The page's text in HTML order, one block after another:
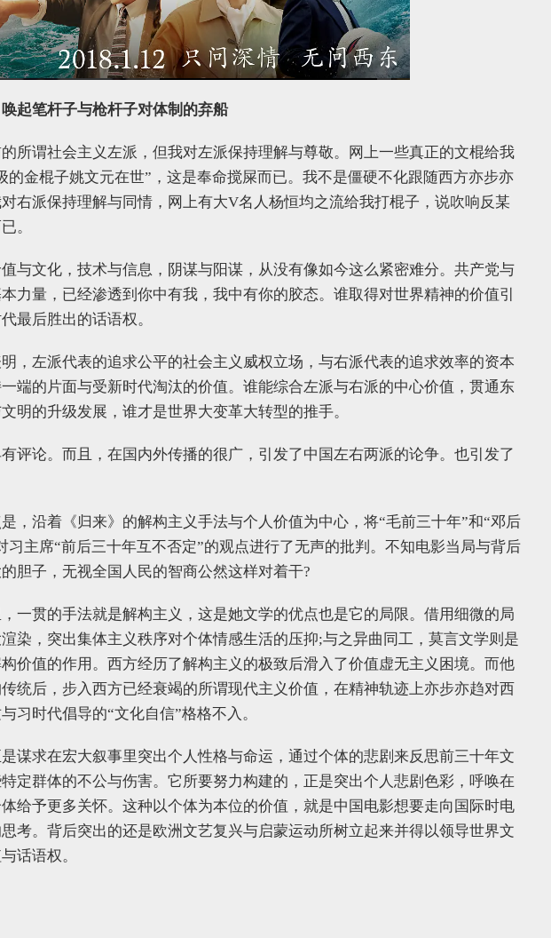
起笔杆子与枪杆子对体制的弃船
所谓社会主义左派，但我对左派保持理解与尊敬。网上一些真正的文棍给我
的金棍子姚文元在世”，这是奉命搅屎而已。我不是僵硬不化跟随西方亦步亦
右派保持理解与同情，网上有大V名人杨恒均之流给我打棍子，说吹响反某
。
与文化，技术与信息，阴谋与阳谋，从没有像如今这么紧密难分。共产党与
力量，已经渗透到你中有我，我中有你的胶态。谁取得对世界精神的价值引
最后胜出的话语权。
，左派代表的追求公平的社会主义威权立场，与右派代表的追求效率的资本
端的片面与受新时代淘汰的价值。谁能综合左派与右派的中心价值，贯通东
明的升级发展，谁才是世界大变革大转型的推手。
有评论。而且，在国内外传播的很广，引发了中国左右两派的论争。也引发了
，沿着《归来》的解构主义手法与个人价值为中心，将“毛前三十年”和“邓后
习主席“前后三十年互不否定”的观点进行了无声的批判。不知电影当局与背后
胆子，无视全国人民的智商公然这样对着干?
一贯的手法就是解构主义，这是她文学的优点也是它的局限。借用细微的局
染，突出集体主义秩序对个体情感生活的压抑;与之异曲同工，莫言文学则是
价值的作用。西方经历了解构主义的极致后滑入了价值虚无主义困境。而他
统后，步入西方已经衰竭的所谓现代主义价值，在精神轨迹上亦步亦趋对西
习时代倡导的“文化自信”格格不入。
是谋求在宏大叙事里突出个人性格与命运，通过个体的悲剧来反思前三十年文
定群体的不公与伤害。它所要努力构建的，正是突出个人悲剧色彩，呼唤在
给予更多关怀。这种以个体为本位的价值，就是中国电影想要走向国际时电
考。背后突出的还是欧洲文艺复兴与启蒙运动所树立起来并得以领导世界文
话语权。